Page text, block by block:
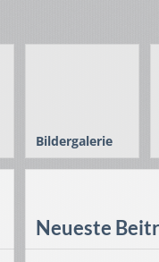
Bildergalerie
Neueste